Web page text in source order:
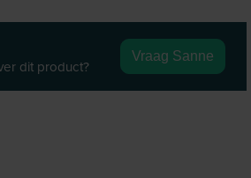
dit product?
Vraag Sanne